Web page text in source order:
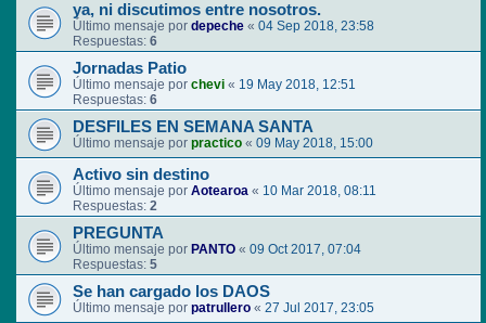
ya, ni discutimos entre nosotros.
Último mensaje por depeche « 04 Sep 2018, 23:58
Respuestas: 6
Jornadas Patio
Último mensaje por chevi « 19 May 2018, 12:51
Respuestas: 6
DESFILES EN SEMANA SANTA
Último mensaje por practico « 09 May 2018, 15:00
Activo sin destino
Último mensaje por Aotearoa « 10 Mar 2018, 08:11
Respuestas: 2
PREGUNTA
Último mensaje por PANTO « 09 Oct 2017, 07:04
Respuestas: 5
Se han cargado los DAOS
Último mensaje por patrullero « 27 Jul 2017, 23:05